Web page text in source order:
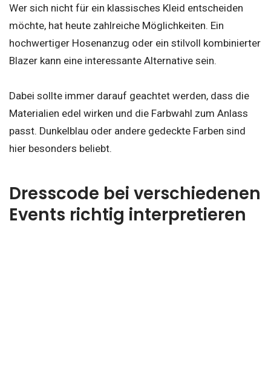
Wer sich nicht für ein klassisches Kleid entscheiden
möchte, hat heute zahlreiche Möglichkeiten. Ein
hochwertiger Hosenanzug oder ein stilvoll kombinierter
Blazer kann eine interessante Alternative sein.
Dabei sollte immer darauf geachtet werden, dass die
Materialien edel wirken und die Farbwahl zum Anlass
passt. Dunkelblau oder andere gedeckte Farben sind
hier besonders beliebt.
Dresscode bei verschiedenen
Events richtig interpretieren